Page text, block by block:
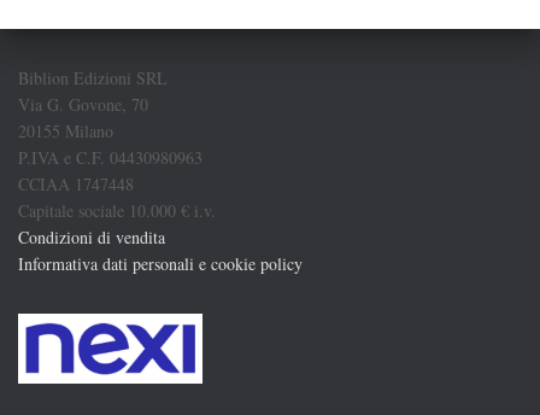
Biblion Edizioni SRL
Via G. Govone, 70
20155 Milano
P.IVA e C.F. 04430980963
CCIAA 1747448
Capitale sociale 10.000 € i.v.
Condizioni di vendita
Informativa dati personali e cookie policy